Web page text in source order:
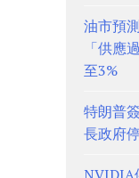
油市預
「供應
至3%
特朗普
長政府